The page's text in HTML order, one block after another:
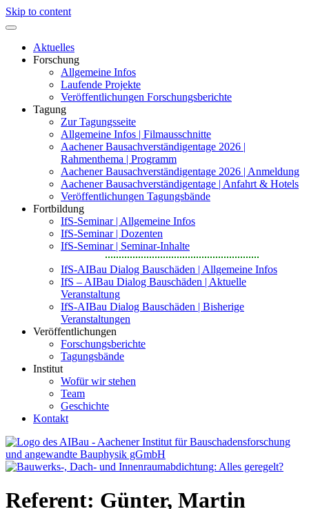
Skip to content
Aktuelles
Forschung
Allgemeine Infos
Laufende Projekte
Veröffentlichungen Forschungsberichte
Tagung
Zur Tagungsseite
Allgemeine Infos | Filmausschnitte
Aachener Bausachverständigentage 2026 |
Rahmenthema | Programm
Aachener Bausachverständigentage 2026 | Anmeldung
Aachener Bausachverständigentage | Anfahrt & Hotels
Veröffentlichungen Tagungsbände
Fortbildung
IfS-Seminar | Allgemeine Infos
IfS-Seminar | Dozenten
IfS-Seminar | Seminar-Inhalte
IfS-AIBau Dialog Bauschäden | Allgemeine Infos
IfS – AIBau Dialog Bauschäden | Aktuelle
Veranstaltung
IfS-AIBau Dialog Bauschäden | Bisherige
Veranstaltungen
Veröffentlichungen
Forschungsberichte
Tagungsbände
Institut
Wofür wir stehen
Team
Geschichte
Kontakt
angewandte Bauphysik
Referent: Günter, Martin